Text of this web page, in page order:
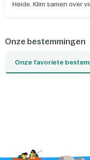
Heide. Klim samen over
Onze bestemmingen
Onze favoriete